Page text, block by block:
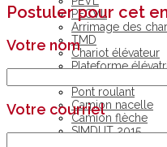
PECVL
Arrimage des
TMD
Chariot élévateur
Plateforme
Pont roulant
Camion nacelle
Camion flèche
SIMDUT 2015
Postuler pour cet
Votre nom
Votre courriel